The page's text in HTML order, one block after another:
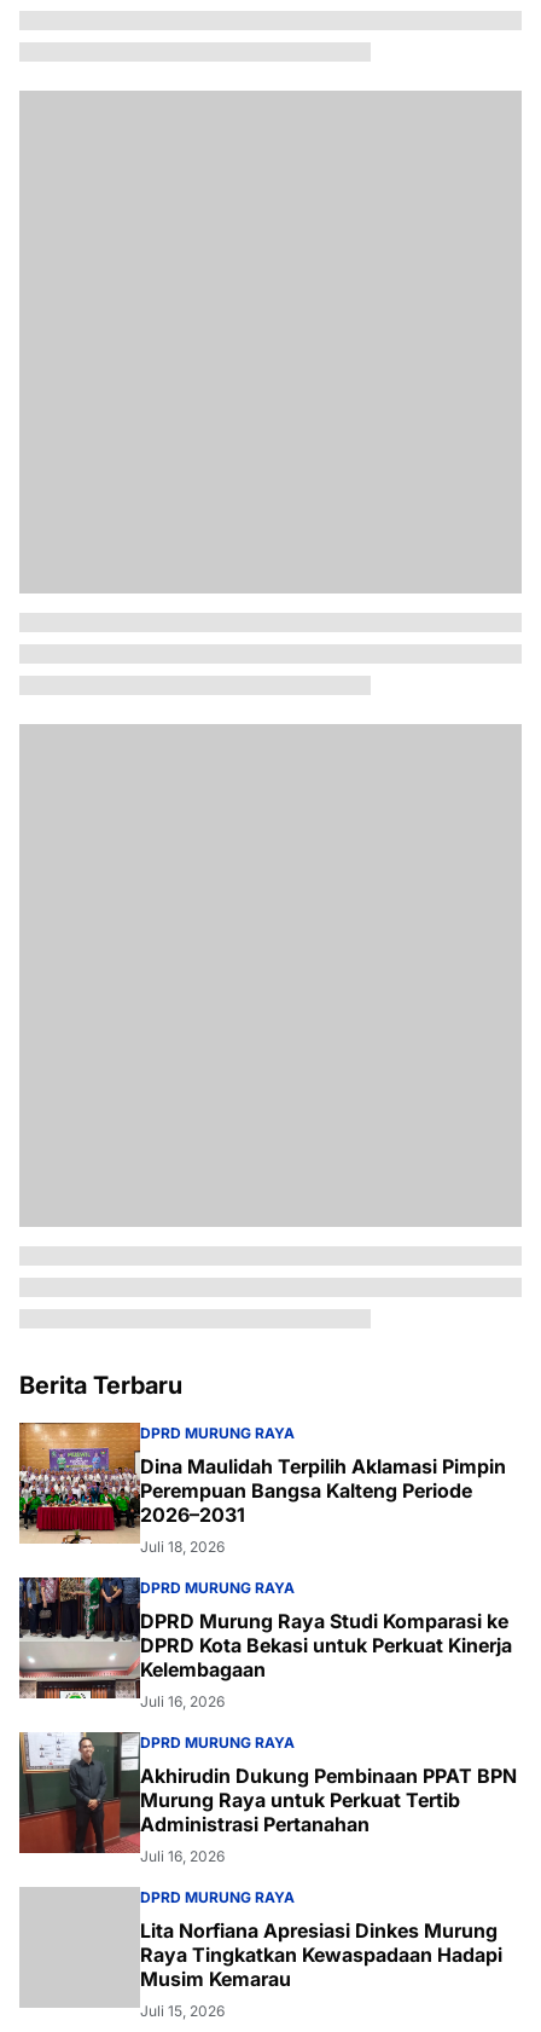
Berita Terbaru
DPRD MURUNG RAYA
Dina Maulidah Terpilih Aklamasi Pimpin
Perempuan Bangsa Kalteng Periode
2026–2031
Juli 18, 2026
DPRD MURUNG RAYA
DPRD Murung Raya Studi Komparasi ke
DPRD Kota Bekasi untuk Perkuat Kinerja
Kelembagaan
Juli 16, 2026
DPRD MURUNG RAYA
Akhirudin Dukung Pembinaan PPAT BPN
Murung Raya untuk Perkuat Tertib
Administrasi Pertanahan
Juli 16, 2026
DPRD MURUNG RAYA
Lita Norfiana Apresiasi Dinkes Murung
Raya Tingkatkan Kewaspadaan Hadapi
Musim Kemarau
Juli 15, 2026